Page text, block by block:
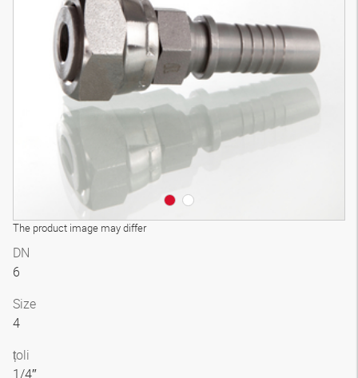
The product image may differ
DN
6
Size
4
țoli
1/4″